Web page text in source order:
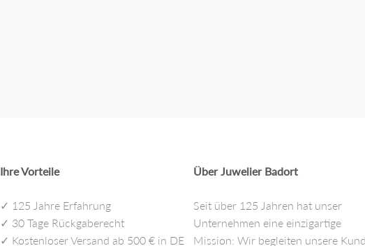
Ihre Vorteile
✓ 125 Jahre Erfahrung
✓ 30 Tage Rückgaberecht
✓ Kostenloser Versand ab 500 € in DE
Über Juwelier Badort
Seit über 125 Jahren hat unser
Unternehmen eine einzigartige
Mission: Wir begleiten unsere